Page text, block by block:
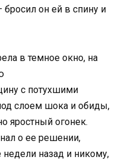
он ей в спину и
в темное окно, на
с потухшими
слоем шока и обиды,
яростный огонек.
о ее решении,
назад и никому,